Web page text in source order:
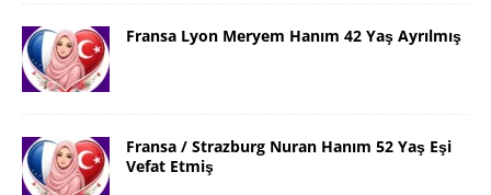
Fransa Lyon Meryem Hanım 42 Yaş Ayrılmış
Fransa / Strazburg Nuran Hanım 52 Yaş Eşi
Vefat Etmiş